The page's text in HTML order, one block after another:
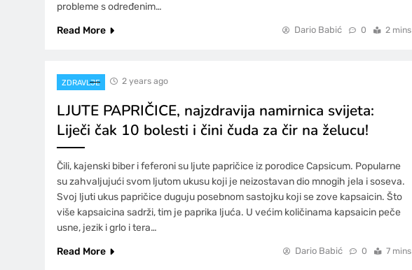
probleme s određenim…
Read More
Dario Babić 0 2 mins
ZDRAVLJE 2 years ago
LJUTE PAPRIČICE, najzdravija namirnica svijeta:
Liječi čak 10 bolesti i čini čuda za čir na želucu!
Čili, kajenski biber i feferoni su ljute papričice iz porodice Capsicum. Popularne
su zahvaljujući svom ljutom ukusu koji je neizostavan dio mnogih jela i soseva.
Svoj ljuti ukus papričice duguju posebnom sastojku koji se zove kapsaicin. Što
više kapsaicina sadrži, tim je paprika ljuća. U većim količinama kapsaicin peče
usne, jezik i grlo i tera…
Read More
Dario Babić 0 7 mins